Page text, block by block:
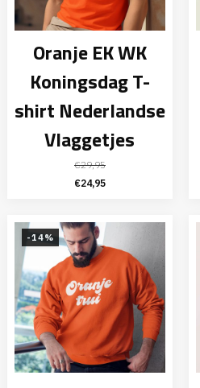
Oranje EK WK
Koningsdag T-
shirt Nederlandse
Vlaggetjes
€29,95
Oorspronkelijke
was:
€29,95.
€24,95Huidige
is:
-14%